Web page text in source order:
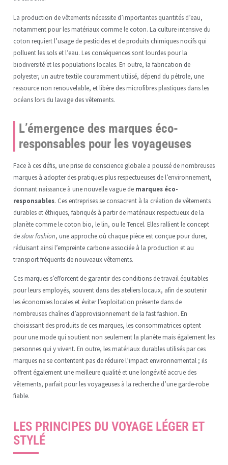
La production de vêtements nécessite d’importantes quantités d’eau,
notamment pour les matériaux comme le coton. La culture intensive du
coton requiert l’usage de pesticides et de produits chimiques nocifs qui
polluent les sols et l’eau. Les conséquences sont lourdes pour la
biodiversité et les populations locales. En outre, la fabrication de
polyester, un autre textile couramment utilisé, dépend du pétrole, une
ressource non renouvelable, et libère des microfibres plastiques dans les
océans lors du lavage des vêtements.
L’émergence des marques éco-
responsables pour les voyageuses
Face à ces défis, une prise de conscience globale a poussé de nombreuses
marques à adopter des pratiques plus respectueuses de l’environnement,
donnant naissance à une nouvelle vague de marques éco-
responsables. Ces entreprises se consacrent à la création de vêtements
durables et éthiques, fabriqués à partir de matériaux respectueux de la
planète comme le coton bio, le lin, ou le Tencel. Elles rallient le concept
deslow fashion, une approche où chaque pièce est conçue pour durer,
réduisant ainsi l’empreinte carbone associée à la production et au
transport fréquents de nouveaux vêtements.
Ces marques s’efforcent de garantir des conditions de travail équitables
pour leurs employés, souvent dans des ateliers locaux, afin de soutenir
les économies locales et éviter l’exploitation présente dans de
nombreuses chaînes d’approvisionnement de la fast fashion. En
choisissant des produits de ces marques, les consommatrices optent
pour une mode qui soutient non seulement la planète mais également les
personnes qui y vivent. En outre, les matériaux durables utilisés par ces
marques ne se contentent pas de réduire l’impact environnemental ; ils
offrent également une meilleure qualité et une longévité accrue des
vêtements, parfait pour les voyageuses à la recherche d’une garde-robe
fiable.
LES PRINCIPES DU VOYAGE LÉGER ET
STYLÉ